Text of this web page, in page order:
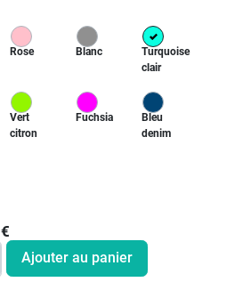
Rose Blanc
Turquoise
clair
Vert
citron
Fuchsia
Bleu
denim
€
Ajouter au panier